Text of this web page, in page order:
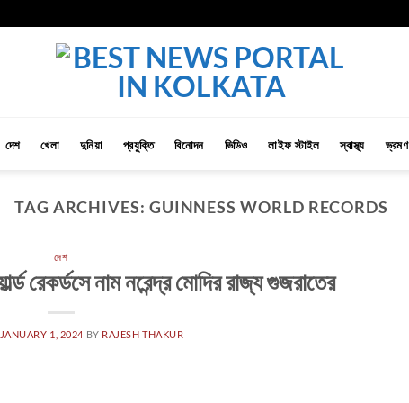
দেশ খেলা দুনিয়া প্রযুক্তি বিনোদন ভিডিও লাইফ স্টাইল স্বাস্থ্য ভ্রমণ
TAG ARCHIVES: GUINNESS WORLD RECORDS
দেশ
রেকর্ডসে নাম নরেন্দ্র মোদির রাজ্য গুজরাতের
JANUARY 1, 2024 BY RAJESH THAKUR